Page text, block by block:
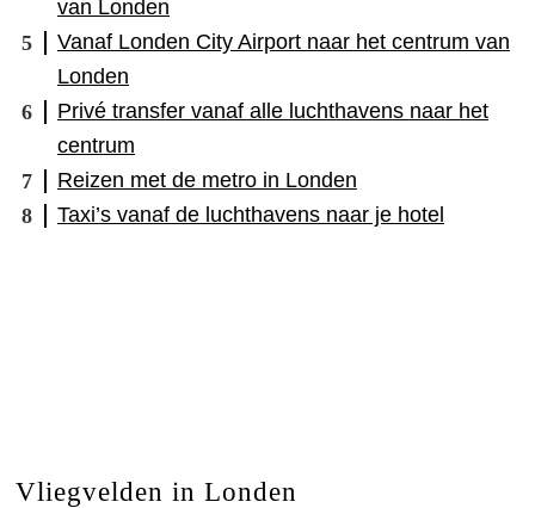
van Londen
Vanaf Londen City Airport naar het centrum van
Londen
Privé transfer vanaf alle luchthavens naar het
centrum
Reizen met de metro in Londen
Taxi’s vanaf de luchthavens naar je hotel
Vliegvelden in Londen